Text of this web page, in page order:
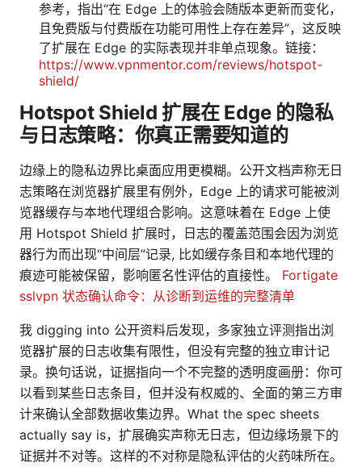
参考，指出“在 Edge 上的体验会随版本更新而变化，
且免费版与付费版在功能可用性上存在差异”，这反映
了扩展在 Edge 的实际表现并非单点现象。链接：
https://www.vpnmentor.com/reviews/hotspot-
shield/
Hotspot Shield 扩展在 Edge 的隐私
与日志策略：你真正需要知道的
边缘上的隐私边界比桌面应用更模糊。公开文档声称无日
志策略在浏览器扩展里有例外，Edge 上的请求可能被浏
览器缓存与本地代理组合影响。这意味着在 Edge 上使
用 Hotspot Shield 扩展时，日志的覆盖范围会因为浏览
器行为而出现“中间层”记录, 比如缓存条目和本地代理的
痕迹可能被保留，影响匿名性评估的直接性。 Fortigate
sslvpn 状态确认命令：从诊断到运维的完整清单
我 digging into 公开资料后发现，多家独立评测指出浏
览器扩展的日志收集有限性，但没有完整的独立审计记
录。换句话说，证据指向一个不完整的透明度画册：你可
以看到某些日志条目，但并没有权威的、全面的第三方审
计来确认全部数据收集边界。What the spec sheets
actually say is，扩展确实声称无日志，但边缘场景下的
证据并不对等。这样的不对称是隐私评估的火药味所在。